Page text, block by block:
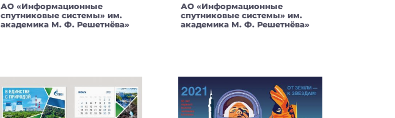
АО «Информационные
спутниковые системы» им.
академика М. Ф. Решетнёва»
АО «Информационные
спутниковые системы» им.
академика М. Ф. Решетнёва»